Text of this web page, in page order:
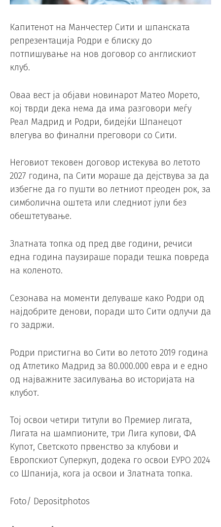
Капитенот на Манчестер Сити и шпанската
репрезентација Родри е блиску до
потпишување на нов договор со англискиот
клуб.
Оваа вест ја објави новинарот Матео Морето,
кој тврди дека нема да има разговори меѓу
Реал Мадрид и Родри, бидејќи Шпанецот
влегува во финални преговори со Сити.
Неговиот тековен договор истекува во летото
2027 година, па Сити мораше да дејствува за да
избегне да го пушти во летниот преоден рок, за
симболична оштета или следниот јули без
обештетување.
Златната топка од пред две години, речиси
една година паузираше поради тешка повреда
на коленото.
Сезонава на моменти делуваше како Родри од
најдобрите денови, поради што Сити одлучи да
го задржи.
Родри пристигна во Сити во летото 2019 година
од Атлетико Мадрид за 80.000.000 евра и е едно
од најважните засилувања во историјата на
клубот.
Тој освои четири титули во Премиер лигата,
Лигата на шампионите, три Лига купови, ФА
Купот, Светското првенство за клубови и
Европскиот Суперкуп, додека го освои ЕУРО 2024
со Шпанија, кога ја освои и Златната топка.
Foto/ Depositphotos